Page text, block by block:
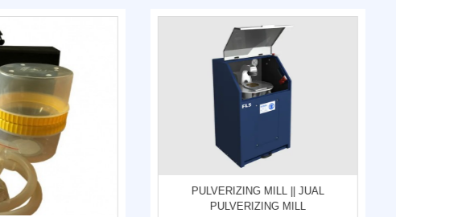
PULVERIZING MILL || JUAL
PULVERIZING MILL